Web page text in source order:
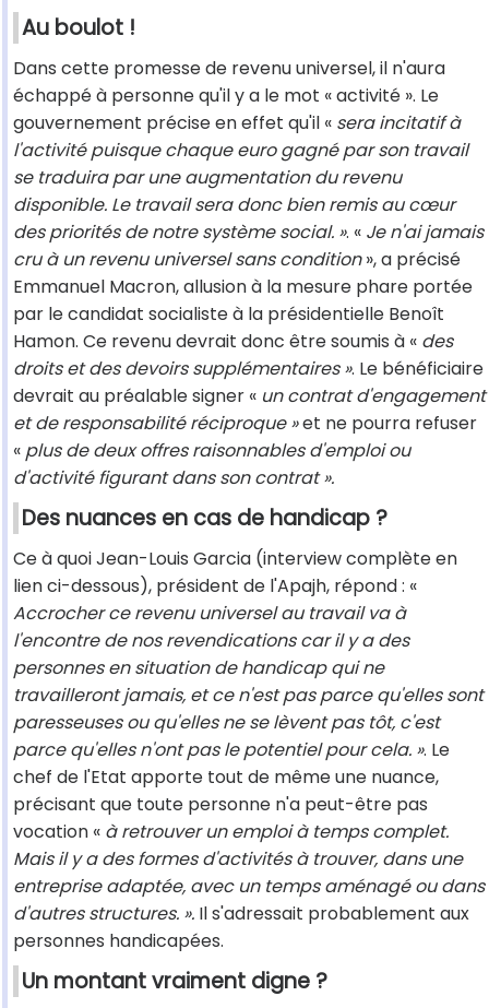
Au boulot !
Dans cette promesse de revenu universel, il n'aura
échappé à personne qu'il y a le mot « activité ». Le
gouvernement précise en effet qu'il « sera incitatif à
l'activité puisque chaque euro gagné par son travail
se traduira par une augmentation du revenu
disponible. Le travail sera donc bien remis au cœur
des priorités de notre système social. ». « Je n'ai jamais
cru à un revenu universel sans condition», a précisé
Emmanuel Macron, allusion à la mesure phare portée
par le candidat socialiste à la présidentielle Benoît
Hamon. Ce revenu devrait donc être soumis à « des
droits et des devoirs supplémentaires ». Le bénéficiaire
devrait au préalable signer « un contrat d'engagement
et de responsabilité réciproque »et ne pourra refuser
« plus de deux offres raisonnables d'emploi ou
d'activité figurant dans son contrat ».
Des nuances en cas de handicap ?
Ce à quoi Jean-Louis Garcia (interview complète en
lien ci-dessous), président de l'Apajh, répond : «
Accrocher ce revenu universel au travail va à
l'encontre de nos revendications car il y a des
personnes en situation de handicap qui ne
travailleront jamais, et ce n'est pas parce qu'elles sont
paresseuses ou qu'elles ne se lèvent pas tôt, c'est
parce qu'elles n'ont pas le potentiel pour cela. ». Le
chef de l'Etat apporte tout de même une nuance,
précisant que toute personne n'a peut-être pas
vocation « à retrouver un emploi à temps complet.
Mais il y a des formes d'activités à trouver, dans une
entreprise adaptée, avec un temps aménagé ou dans
d'autres structures. ». Il s'adressait probablement aux
personnes handicapées.
Un montant vraiment digne ?